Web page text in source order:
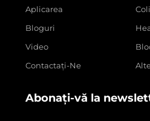
Aplicarea
Bloguri
Video
Contactați-Ne
Abonați-vă la